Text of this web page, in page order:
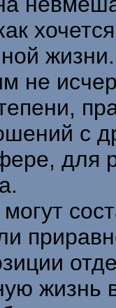
не
с
для
жизнь